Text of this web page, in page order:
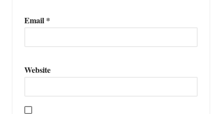
Email *
Website